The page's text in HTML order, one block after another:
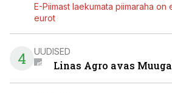
E-Piimast laekumata piimaraha on
eurot
4 UUDISED
Linas Agro avas